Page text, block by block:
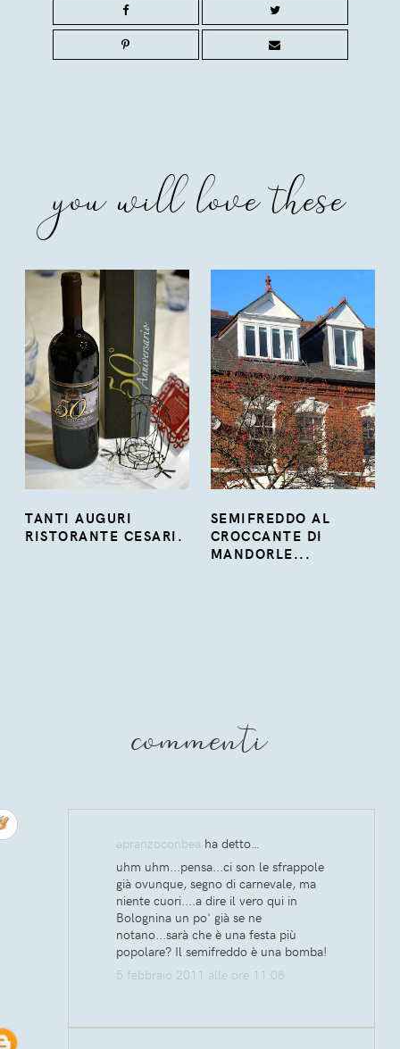
you will love these
TANTI AUGURI
RISTORANTE CESARI.
SEMIFREDDO AL
CROCCANTE DI
MANDORLE...
commenti
apranzoconbea ha detto…
uhm uhm...pensa...ci son le sfrappole
già ovunque, segno di carnevale, ma
niente cuori....a dire il vero qui in
Bolognina un po' già se ne
notano...sarà che è una festa più
popolare? Il semifreddo è una bomba!
5 febbraio 2011 alle ore 11:08